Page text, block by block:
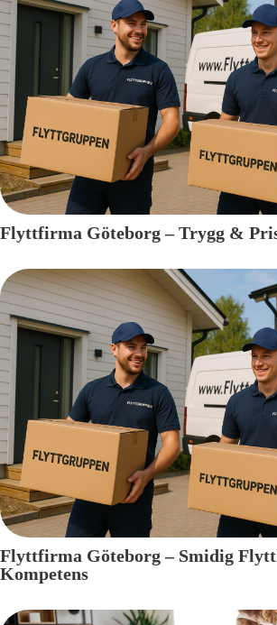
Flyttfirma Göteborg – Trygg &
Flyttfirma Göteborg – Smidig
Kompetens